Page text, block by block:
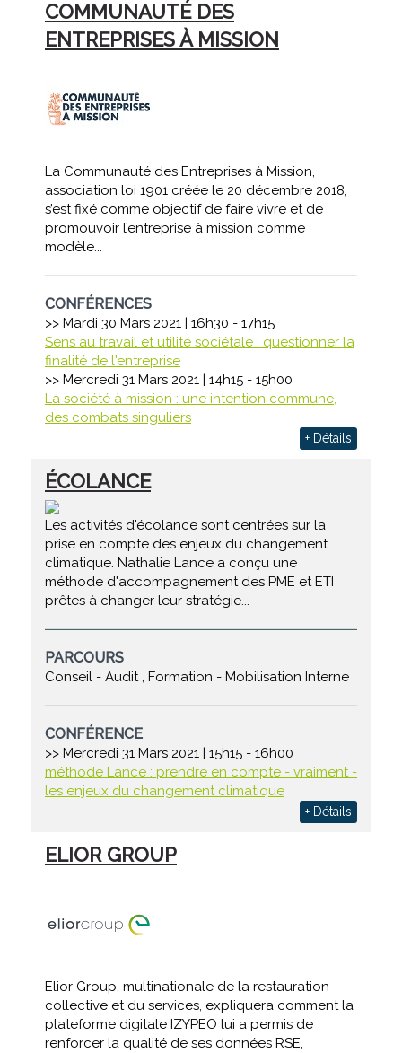
COMMUNAUTÉ DES
ENTREPRISES À MISSION
La Communauté des Entreprises à Mission,
association loi 1901 créée le 20 décembre 2018,
s’est fixé comme objectif de faire vivre et de
promouvoir l’entreprise à mission comme
modèle...
CONFÉRENCES
>> Mardi 30 Mars 2021 | 16h30 - 17h15
Sens au travail et utilité sociétale : questionner la
finalité de l'entreprise
>> Mercredi 31 Mars 2021 | 14h15 - 15h00
La société à mission : une intention commune,
des combats singuliers
+ Détails
ÉCOLANCE
Les activités d'écolance sont centrées sur la
prise en compte des enjeux du changement
climatique. Nathalie Lance a conçu une
méthode d'accompagnement des PME et ETI
prêtes à changer leur stratégie...
PARCOURS
Conseil - Audit , Formation - Mobilisation Interne
CONFÉRENCE
>> Mercredi 31 Mars 2021 | 15h15 - 16h00
méthode Lance : prendre en compte - vraiment -
les enjeux du changement climatique
+ Détails
ELIOR GROUP
Elior Group, multinationale de la restauration
collective et du services, expliquera comment la
plateforme digitale IZYPEO lui a permis de
renforcer la qualité de ses données RSE,